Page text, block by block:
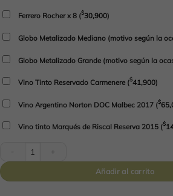
Ferrero Rocher x 8 ($30,900)
Globo Metalizado Mediano (motivo según la
Globo Metalizado Grande (motivo según la
Vino Tinto Reservado Carmenere ($41,900)
Vino Argentino Norton DOC Malbec 2017 ($
Vino tinto Marqués de Riscal Reserva 2015 ($
Añadir al carrito